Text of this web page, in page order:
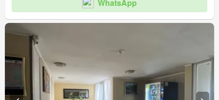
WhatsApp